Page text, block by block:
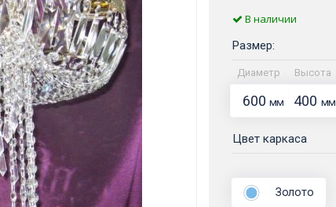
В наличии
Размер:
Диаметр Высота
600мм 400 мм
Цвет каркаса
Золото